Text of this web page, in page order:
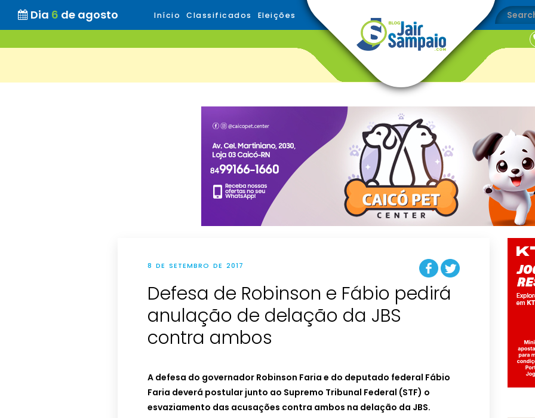
Dia 6 de agosto Início Classificados Eleições
8 DE SETEMBRO DE 2017
Defesa de Robinson e Fábio pedirá
anulação de delação da JBS
contra ambos
A defesa do governador Robinson Faria e do deputado federal Fábio
Faria deverá postular junto ao Supremo Tribunal Federal (STF) o
esvaziamento das acusações contra ambos na delação da JBS.